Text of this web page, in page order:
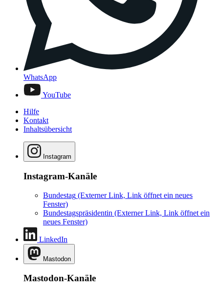
WhatsApp
YouTube
Hilfe
Kontakt
Inhaltsübersicht
Instagram
Instagram-Kanäle
Bundestag (Externer Link, Link öffnet ein neues
Fenster)
Bundestagspräsidentin (Externer Link, Link öffnet ein
neues Fenster)
LinkedIn
Mastodon
Mastodon-Kanäle